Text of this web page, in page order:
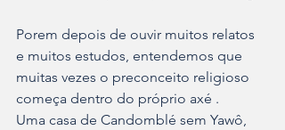
Porem depois de ouvir muitos relatos
e muitos estudos, entendemos que
muitas vezes o preconceito religioso
começa dentro do próprio axé .
Uma casa de Candomblé sem Yawô,